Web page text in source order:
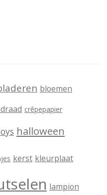
bloemen
crêpepapier
halloween
kerst kleurplaat
lampion